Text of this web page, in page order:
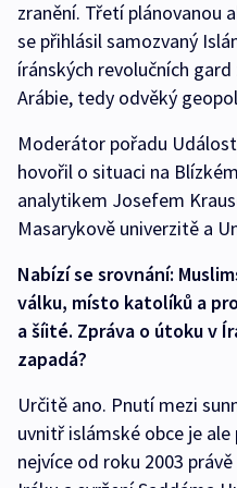
zranění. Třetí plánovanou
se přihlásil samozvaný
íránských revolučních
Arábie, tedy odvěký
Moderátor pořadu
hovořil o situaci na
analytikem Josefem
Masarykově univerzitě a
Nabízí se srovnání:
válku, místo katolíků a
a šíité. Zpráva o útoku v
zapadá?
Určitě ano. Pnutí mezi
uvnitř islámské obce je
nejvíce od roku 2003